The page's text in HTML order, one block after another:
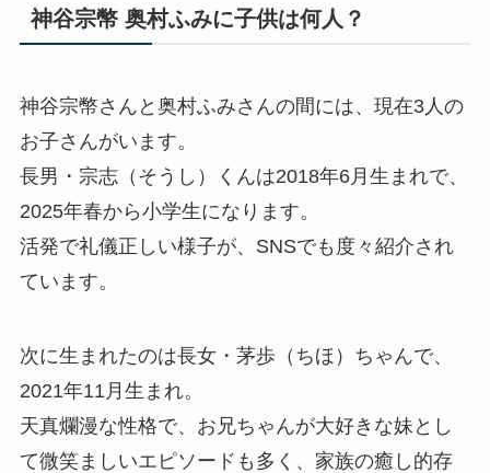
神谷宗幣 奥村ふみに子供は何人？
神谷宗幣さんと奥村ふみさんの間には、現在3人の
お子さんがいます。
長男・宗志（そうし）くんは2018年6月生まれで、
2025年春から小学生になります。
活発で礼儀正しい様子が、SNSでも度々紹介され
ています。
次に生まれたのは長女・茅歩（ちほ）ちゃんで、
2021年11月生まれ。
天真爛漫な性格で、お兄ちゃんが大好きな妹とし
て微笑ましいエピソードも多く、家族の癒し的存